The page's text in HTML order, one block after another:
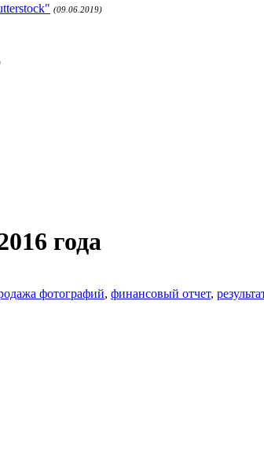
(09.06.2019)
года
фотографий, финансовый отчет,